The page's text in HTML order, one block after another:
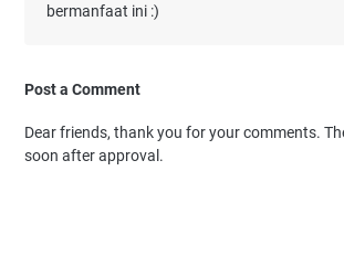
bermanfaat ini :)
Post a Comment
Dear friends, thank you for your comments.
soon after approval.